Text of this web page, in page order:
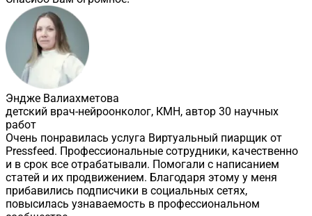
Эндже Валиахметова
детский врач-нейроонколог, КМН, автор 30 научных
работ
Очень понравилась услуга Виртуальный пиарщик от
Pressfeed. Профессиональные сотрудники, качественно
и в срок все отрабатывали. Помогали с написанием
статей и их продвижением. Благодаря этому у меня
прибавились подписчики в социальных сетях,
повысилась узнаваемость в профессиональном